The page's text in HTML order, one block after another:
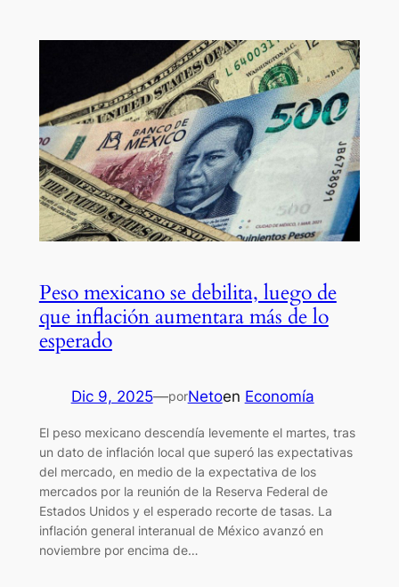
Peso mexicano se debilita, luego de
que inflación aumentara más de lo
esperado
Dic 9, 2025—porNetoen Economía
El peso mexicano descendía levemente el martes, tras
un dato de inflación local que superó las expectativas
del mercado, en medio de la expectativa de los
mercados por la reunión de la Reserva Federal de
Estados Unidos y el esperado recorte de tasas. La
inflación general interanual de México avanzó en
noviembre por encima de…